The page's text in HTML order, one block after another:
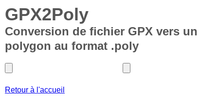
GPX2Poly
Conversion de fichier GPX vers un
polygon au format .poly
Retour à l'accueil